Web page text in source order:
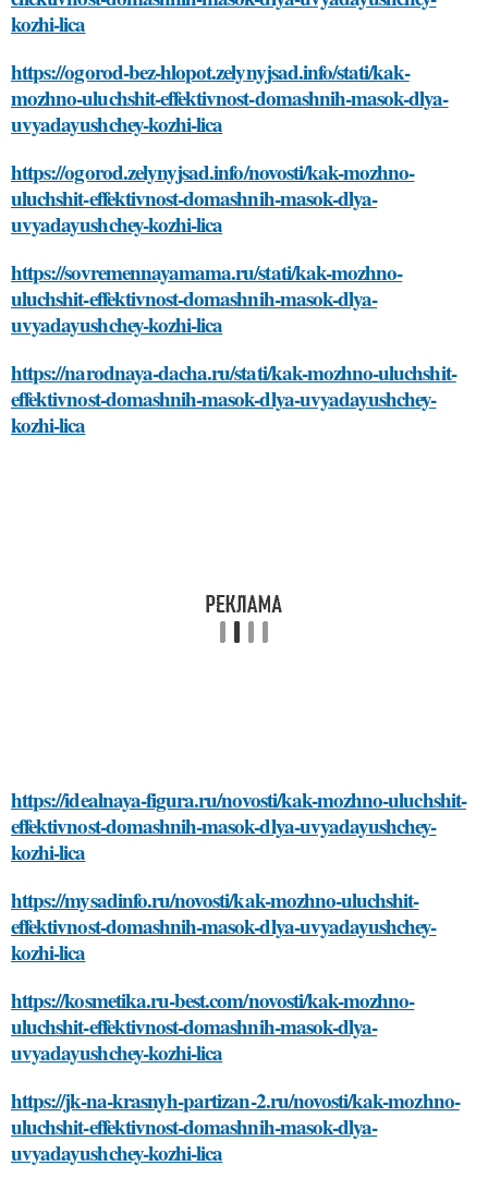
kozhi-lica
https://ogorod-bez-hlopot.zelynyjsad.info/stati/kak-
mozhno-uluchshit-effektivnost-domashnih-masok-dlya-
uvyadayushchey-kozhi-lica
https://ogorod.zelynyjsad.info/novosti/kak-mozhno-
uluchshit-effektivnost-domashnih-masok-dlya-
uvyadayushchey-kozhi-lica
https://sovremennayamama.ru/stati/kak-mozhno-
uluchshit-effektivnost-domashnih-masok-dlya-
uvyadayushchey-kozhi-lica
https://narodnaya-dacha.ru/stati/kak-mozhno-uluchshit-
effektivnost-domashnih-masok-dlya-uvyadayushchey-
kozhi-lica
https://idealnaya-figura.ru/novosti/kak-mozhno-uluchshit-
effektivnost-domashnih-masok-dlya-uvyadayushchey-
kozhi-lica
https://mysadinfo.ru/novosti/kak-mozhno-uluchshit-
effektivnost-domashnih-masok-dlya-uvyadayushchey-
kozhi-lica
https://kosmetika.ru-best.com/novosti/kak-mozhno-
uluchshit-effektivnost-domashnih-masok-dlya-
uvyadayushchey-kozhi-lica
https://jk-na-krasnyh-partizan-2.ru/novosti/kak-mozhno-
uluchshit-effektivnost-domashnih-masok-dlya-
uvyadayushchey-kozhi-lica